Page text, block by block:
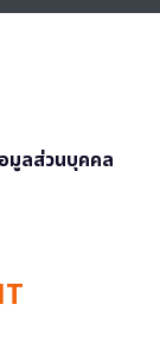
มูลส่วนบุคคล